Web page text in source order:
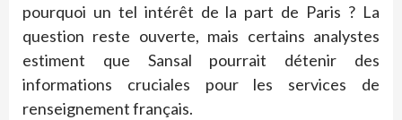
pourquoi un tel intérêt de la part de Paris ? La
question reste ouverte, mais certains analystes
estiment que Sansal pourrait détenir des
informations cruciales pour les services de
renseignement français.